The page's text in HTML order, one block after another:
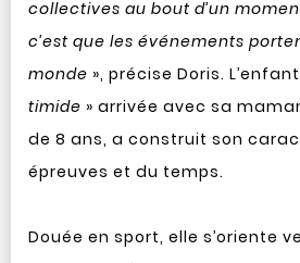
collectives au bout d’un
c’est que les événements
monde », précise Doris. L’enfant
timide » arrivée avec sa
de 8 ans, a construit son
épreuves et du temps.
Douée en sport, elle s’oriente